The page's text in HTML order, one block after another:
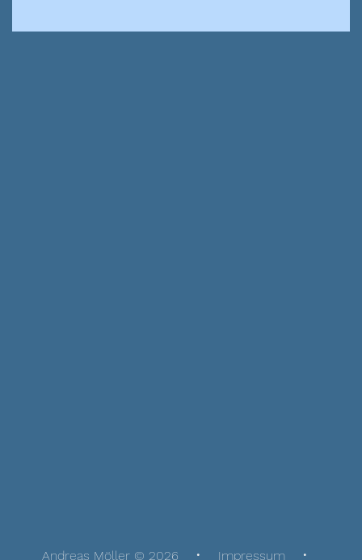
Andreas Möller © 2026 Impressum